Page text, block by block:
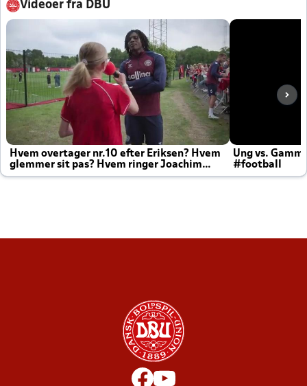
Videoer fra DBU
Hvem overtager nr.10 efter Eriksen? Hvem
glemmer sit pas? Hvem ringer Joachim
altid til efter kampe?
Ung vs.
#football